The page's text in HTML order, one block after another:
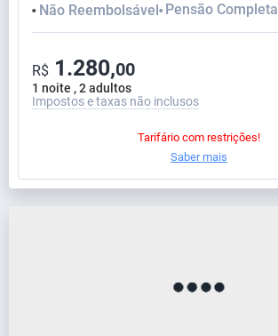
⬤ Não Reembolsável ⬤ Pensão Completa
1 noite , 2 adultos
R$ 1.280,00
Impostos e taxas não inclusos
Tarifário com restrições!
Saber mais